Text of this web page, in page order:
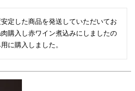
定した商品を発送していただいてお
購入し赤ワイン煮込みにしましたの
に購入しました。